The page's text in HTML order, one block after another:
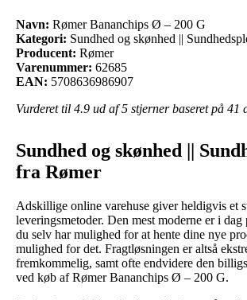
Navn: Rømer Bananchips Ø – 200 G
Kategori: Sundhed og skønhed ||
Producent: Rømer
Varenummer: 62685
EAN: 5708636986907
Vurderet til 4.9 ud af 5 stjerner baseret på 41
Sundhed og skønhed ||
fra Rømer
Adskillige online varehuse giver heldigvis et
leveringsmetoder. Den mest moderne er i dag
du selv har mulighed for at hente dine nye
mulighed for det. Fragtløsningen er altså
fremkommelig, samt ofte endvidere den
ved køb af Rømer Bananchips Ø – 200 G.